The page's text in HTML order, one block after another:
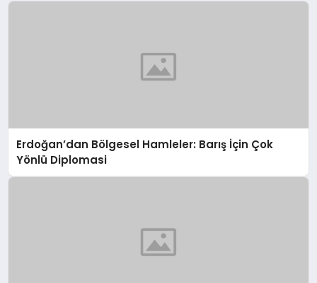
Erdoğan’dan Bölgesel Hamleler: Barış İçin Çok
Yönlü Diplomasi